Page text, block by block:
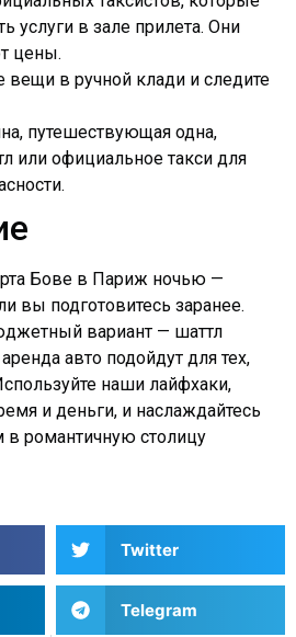
услуги в зале прилета. Они
цены.
вещи в ручной клади и следите
путешествующая одна,
или официальное такси для
Бове в Париж ночью —
вы подготовитесь заранее.
вариант — шаттл
авто подойдут для тех,
наши лайфхаки,
и деньги, и наслаждайтесь
романтичную столицу
Twitter
Telegram